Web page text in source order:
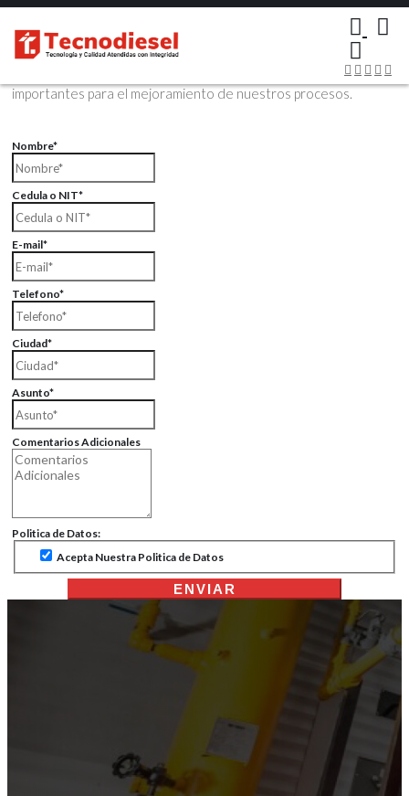
Contáctenos Vía Email
Envíenos sus datos con sus comentarios, sus opiniones son muy
importantes para el mejoramiento de nuestros procesos.
Nombre*
Cedula o NIT*
E-mail*
Telefono*
Ciudad*
Asunto*
Comentarios Adicionales
Politica de Datos:
Acepta Nuestra Politica de Datos
ENVIAR